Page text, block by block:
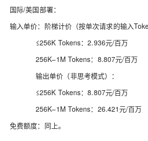
国际/美国部署：
输入单价：阶梯计价（按单次请求的输入
≤256K Tokens：2.936元/百万
256K–1M Tokens：8.807元/百万
输出单价（非思考模式）：
≤256K Tokens：8.807元/百万
256K–1M Tokens：26.421元/百万
免费额度：同上。